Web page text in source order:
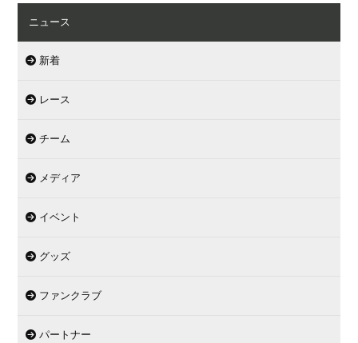
ニュース
新着
レース
チーム
メディア
イベント
グッズ
ファンクラブ
パートナー